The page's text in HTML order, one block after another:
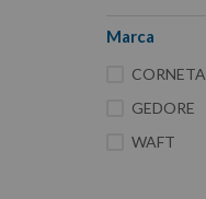
Marca
CORNETA
GEDORE
WAFT